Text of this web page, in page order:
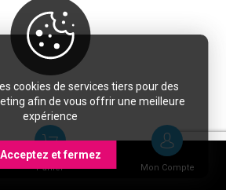
Panier Mon Compte
cookies de services tiers pour des
afin de vous offrir une meilleure
expérience
Acceptez et fermez